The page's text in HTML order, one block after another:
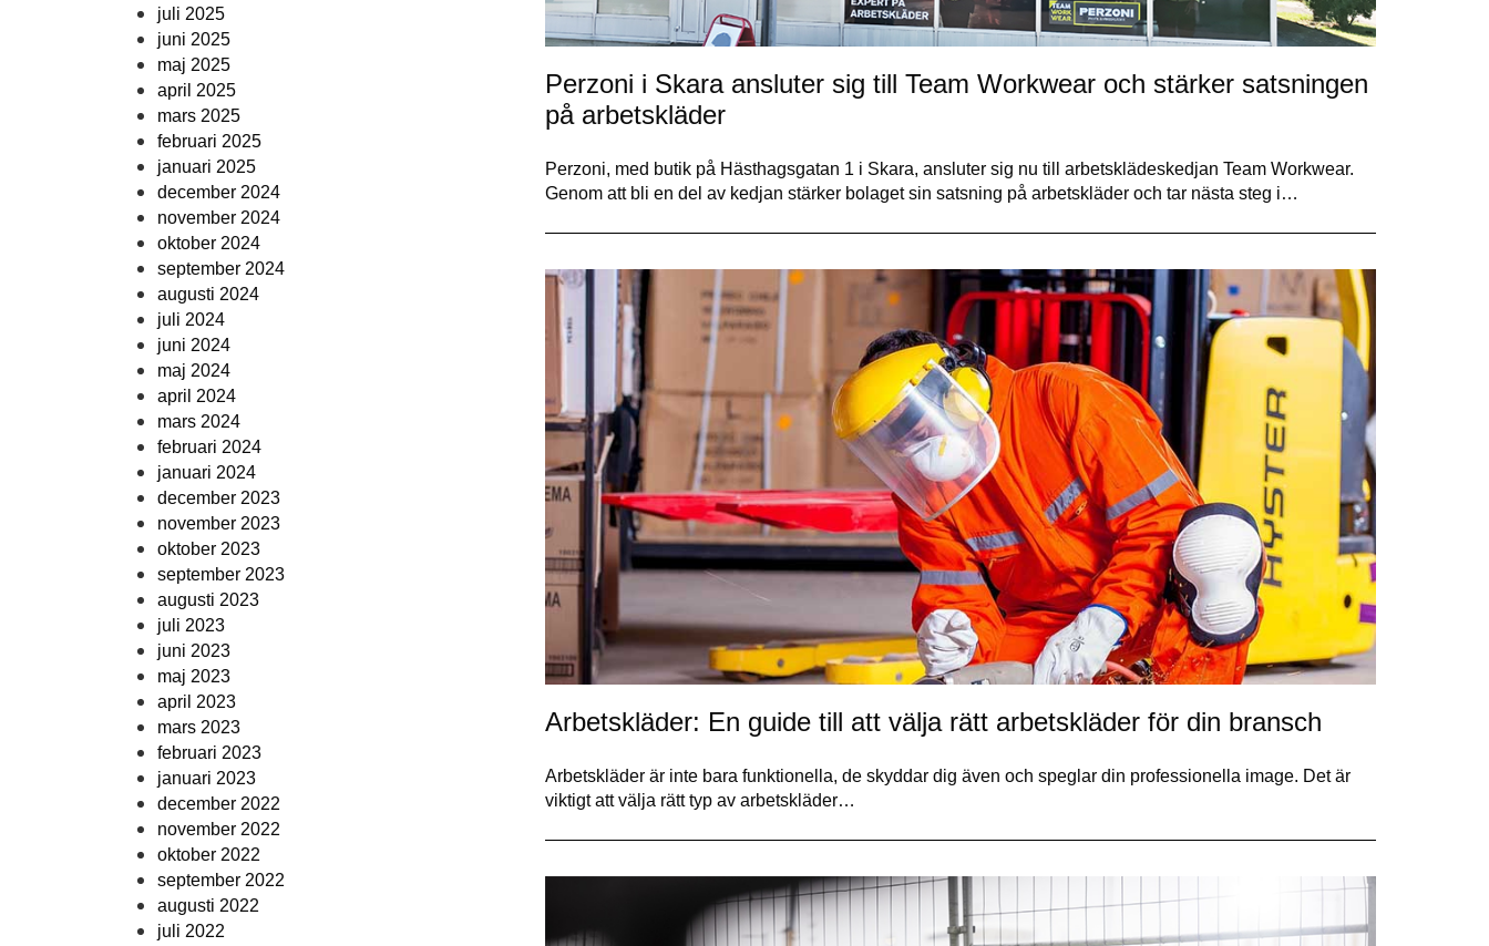
juli 2025
juni 2025
maj 2025
april 2025
mars 2025
februari 2025
januari 2025
december 2024
november 2024
oktober 2024
september 2024
augusti 2024
juli 2024
juni 2024
maj 2024
april 2024
mars 2024
februari 2024
januari 2024
december 2023
november 2023
oktober 2023
september 2023
augusti 2023
juli 2023
juni 2023
maj 2023
april 2023
mars 2023
februari 2023
januari 2023
december 2022
november 2022
oktober 2022
september 2022
augusti 2022
juli 2022
Perzoni i Skara ansluter sig till Team Workwear och stärker satsningen
på arbetskläder
Perzoni, med butik på Hästhagsgatan 1 i Skara, ansluter sig nu till arbetsklädeskedjan Team Workwear.
Genom att bli en del av kedjan stärker bolaget sin satsning på arbetskläder och tar nästa steg i…
Arbetskläder: En guide till att välja rätt arbetskläder för din bransch
Arbetskläder är inte bara funktionella, de skyddar dig även och speglar din professionella image. Det är
viktigt att välja rätt typ av arbetskläder…